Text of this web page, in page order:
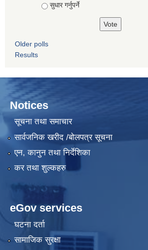
सुधार गर्नुपर्ने
Older polls
Results
Notices
सूचना तथा समाचार
सार्वजनिक खरीद /बोलपत्र सूचना
एन, कानुन तथा निर्देशिका
कर तथा शुल्कहरु
eGov services
घटना दर्ता
सामाजिक सुरक्षा